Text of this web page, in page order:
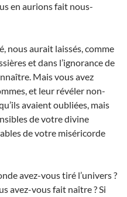
en aurions fait nous-
nous aurait laissés, comme
et dans l’ignorance de
Mais vous avez
et leur révéler non-
avaient oubliées, mais
de votre divine
de votre miséricorde
avez-vous tiré l’univers ?
avez-vous fait naître ? Si